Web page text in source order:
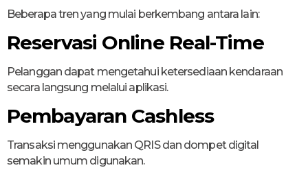
Beberapa tren yang mulai berkembang antara lain:
Reservasi Online Real-Time
Pelanggan dapat mengetahui ketersediaan kendaraan
secara langsung melalui aplikasi.
Pembayaran Cashless
Transaksi menggunakan QRIS dan dompet digital
semakin umum digunakan.